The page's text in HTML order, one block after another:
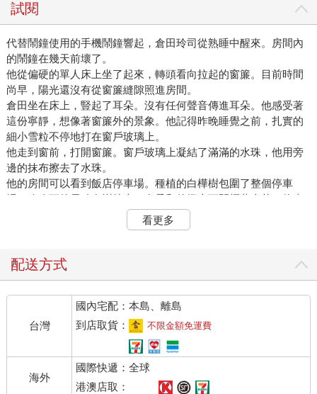
試閱
代替鬧鐘使用的手機鬧鐘響起，倉田玲司從熟睡中醒來。房間內
的鬧鐘在幾天前壞了。
他從偏硬的單人床上坐了起來，轉頭看向拉起的窗簾。目前時間
尚早，陽光還沒有從窗簾縫隙照進房間。
倉田坐在床上，豎起了耳朵。沒有任何聲音傳進耳朵。他感受著
這份寧靜，想像著窗簾外的景象。他記得昨晚睡覺之前，扎實的
細小雪粒不停地打在窗戶玻璃上。
他走到窗前，打開窗簾。窗戶玻璃上凝結了滿滿的水珠，他用旁
邊的抹布擦去了水珠。
他的房間可以看到飯店停車場。種植的白樺樹包圍了整個停車
場，昨晚下的雪積在樹枝上，在柔和的燈光下閃耀著光芒。停車
場內那些車子車頂上的積雪至少有五十公分。
倉田情不自禁握緊了拳頭。根據這些情況判斷，滑雪場內的積雪
了，滑雪季節剛開始時，還曾經擔心積雪不足，這下子不會讓新
他換好了衣服，走向管理辦公室。事務所位在飯店的一樓，倉田
走出房間，只要沿著走廊就可以來到管理辦公室。
走進事務所後，發現津野雅夫和辰巳豐已經到了，他們都穿著深
藍色制服夾克，已經把地圖攤在會議桌上，發現倉田走進來後，
異口同聲地向他打招呼道早安。
「早安，你們兩個人都這麼早啊。」倉田搓著手回答。暖爐似乎
才剛打開，室內的氣溫仍然很低。「雪況如何？」
看更多
配送方式
台灣
國內宅配：本島、離島
到店取貨：
不限金額免運費
海外
國際快遞：全球
港澳店取：